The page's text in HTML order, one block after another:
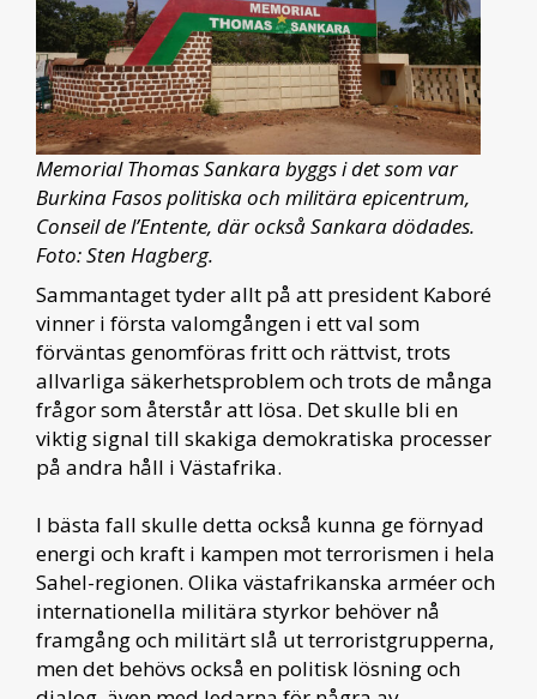
Memorial Thomas Sankara byggs i det som var
Burkina Fasos politiska och militära epicentrum,
Conseil de l’Entente, där också Sankara dödades.
Foto: Sten Hagberg.
Sammantaget tyder allt på att president Kaboré
vinner i första valomgången i ett val som
förväntas genomföras fritt och rättvist, trots
allvarliga säkerhetsproblem och trots de många
frågor som återstår att lösa. Det skulle bli en
viktig signal till skakiga demokratiska processer
på andra håll i Västafrika.
I bästa fall skulle detta också kunna ge förnyad
energi och kraft i kampen mot terrorismen i hela
Sahel-regionen. Olika västafrikanska arméer och
internationella militära styrkor behöver nå
framgång och militärt slå ut terroristgrupperna,
men det behövs också en politisk lösning och